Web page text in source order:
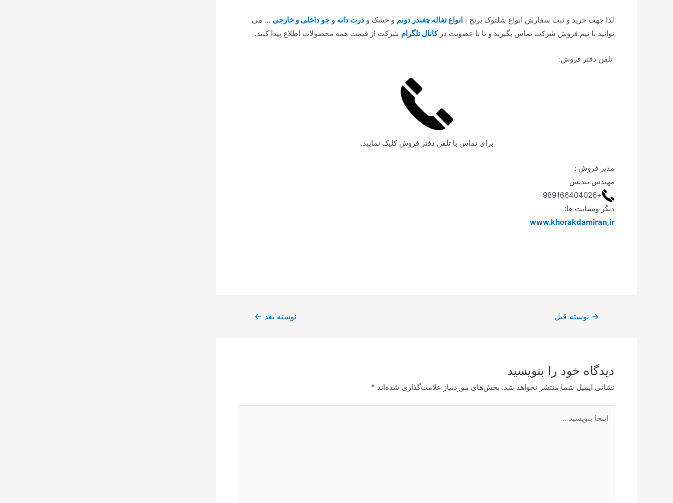
لذا جهت خرید و ثبت سفارش انواع شلتوک برنج ، انواع تفاله چغندر دونم و خشک و ذرت دانه و جو داخلی و خارجی … می
توانید با تیم فروش شرکت تماس بگیرید و یا با عضویت درکانال تلگرام شرکت از قیمت همه محصولات اطلاع پیدا کنید.
تلفن دفتر فروش:
برای تماس با تلفن دفتر فروش کلیک نمایید.
مدیر فروش :
مهندس تندیس
+989166404026
دیگر وبسایت ها:
www.khorakdamiran,ir
→ نوشته قبل نوشته بعد ←
دیدگاه‌ خود را بنویسید
نشانی ایمیل شما منتشر نخواهد شد. بخش‌های موردنیاز علامت‌گذاری شده‌اند *